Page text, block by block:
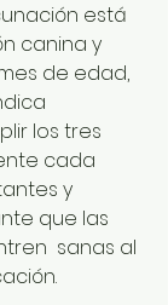
está
canina y
de edad,
los tres
cada
y
que las
sanas al